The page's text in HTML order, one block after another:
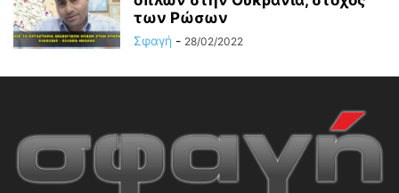
των Ρώσων
Σφαγή - 28/02/2022